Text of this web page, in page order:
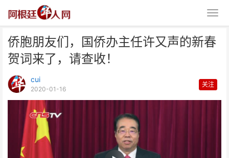
侨胞朋友们，国侨办主任许又声的新春
贺词来了，请查收！
cui
2020-01-16
关注
侨胞朋友们，国侨办主任许又声的
新春贺词来了，请查收！